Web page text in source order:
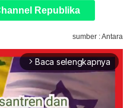
Republika
sumber : Antara
arrow_forward_ios Baca selengkapnya